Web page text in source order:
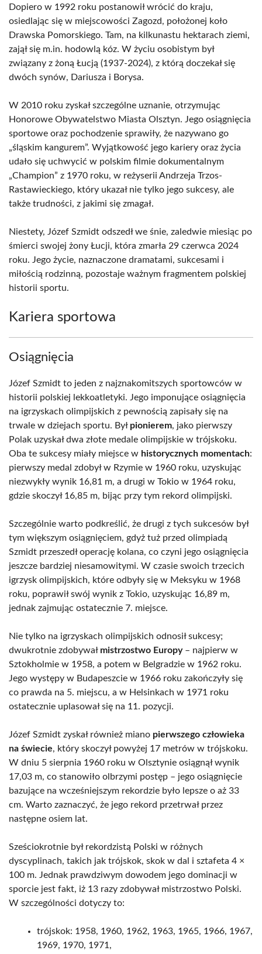
Dopiero w 1992 roku postanowił wrócić do kraju,
osiedlając się w miejscowości Zagozd, położonej koło
Drawska Pomorskiego. Tam, na kilkunastu hektarach ziemi,
zajął się m.in. hodowlą kóz. W życiu osobistym był
związany z żoną Łucją (1937-2024), z którą doczekał się
dwóch synów, Dariusza i Borysa.
W 2010 roku zyskał szczególne uznanie, otrzymując
Honorowe Obywatelstwo Miasta Olsztyn. Jego osiągnięcia
sportowe oraz pochodzenie sprawiły, że nazywano go
„śląskim kangurem”. Wyjątkowość jego kariery oraz życia
udało się uchwycić w polskim filmie dokumentalnym
„Champion” z 1970 roku, w reżyserii Andrzeja Trzos-
Rastawieckiego, który ukazał nie tylko jego sukcesy, ale
także trudności, z jakimi się zmagał.
Niestety, Józef Szmidt odszedł we śnie, zaledwie miesiąc po
śmierci swojej żony Łucji, która zmarła 29 czerwca 2024
roku. Jego życie, naznaczone dramatami, sukcesami i
miłością rodzinną, pozostaje ważnym fragmentem polskiej
historii sportu.
Kariera sportowa
Osiągnięcia
Józef Szmidt to jeden z najznakomitszych sportowców w
historii polskiej lekkoatletyki. Jego imponujące osiągnięcia
na igrzyskach olimpijskich z pewnością zapisały się na
trwale w dziejach sportu. Był pionierem, jako pierwszy
Polak uzyskał dwa złote medale olimpijskie w trójskoku.
Oba te sukcesy miały miejsce w historycznych momentach:
pierwszy medal zdobył w Rzymie w 1960 roku, uzyskując
niezwykły wynik 16,81 m, a drugi w Tokio w 1964 roku,
gdzie skoczył 16,85 m, bijąc przy tym rekord olimpijski.
Szczególnie warto podkreślić, że drugi z tych sukcesów był
tym większym osiągnięciem, gdyż tuż przed olimpiadą
Szmidt przeszedł operację kolana, co czyni jego osiągnięcia
jeszcze bardziej niesamowitymi. W czasie swoich trzecich
igrzysk olimpijskich, które odbyły się w Meksyku w 1968
roku, poprawił swój wynik z Tokio, uzyskując 16,89 m,
jednak zajmując ostatecznie 7. miejsce.
Nie tylko na igrzyskach olimpijskich odnosił sukcesy;
dwukrotnie zdobywał mistrzostwo Europy– najpierw w
Sztokholmie w 1958, a potem w Belgradzie w 1962 roku.
Jego występy w Budapeszcie w 1966 roku zakończyły się
co prawda na 5. miejscu, a w Helsinkach w 1971 roku
ostatecznie uplasował się na 11. pozycji.
Józef Szmidt zyskał również miano pierwszego człowieka
na świecie, który skoczył powyżej 17 metrów w trójskoku.
W dniu 5 sierpnia 1960 roku w Olsztynie osiągnął wynik
17,03 m, co stanowiło olbrzymi postęp – jego osiągnięcie
bazujące na wcześniejszym rekordzie było lepsze o aż 33
cm. Warto zaznaczyć, że jego rekord przetrwał przez
następne osiem lat.
Sześciokrotnie był rekordzistą Polski w różnych
dyscyplinach, takich jak trójskok, skok w dal i sztafeta 4 ×
100 m. Jednak prawdziwym dowodem jego dominacji w
sporcie jest fakt, iż 13 razy zdobywał mistrzostwo Polski.
W szczególności dotyczy to:
trójskok: 1958, 1960, 1962, 1963, 1965, 1966, 1967,
1969, 1970, 1971,